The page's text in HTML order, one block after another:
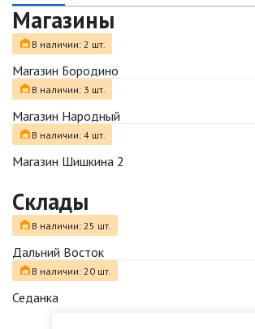
Магазины
В наличии: 2 шт.
Магазин Бородино
В наличии: 3 шт.
Магазин Народный
В наличии: 4 шт.
Магазин Шишкина 2
Склады
В наличии: 25 шт.
Дальний Восток
В наличии: 20 шт.
Седанка